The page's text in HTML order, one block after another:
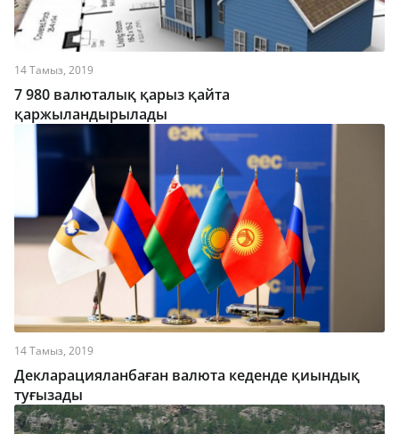
14 Тамыз, 2019
7 980 валюталық қарыз қайта
қаржыландырылады
14 Тамыз, 2019
Декларацияланбаған валюта кеденде қиындық
туғызады